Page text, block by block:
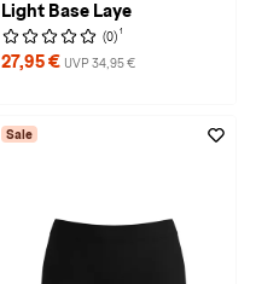
Light Base Laye
(0) 1
27,95 € UVP 34,95 €
Sale